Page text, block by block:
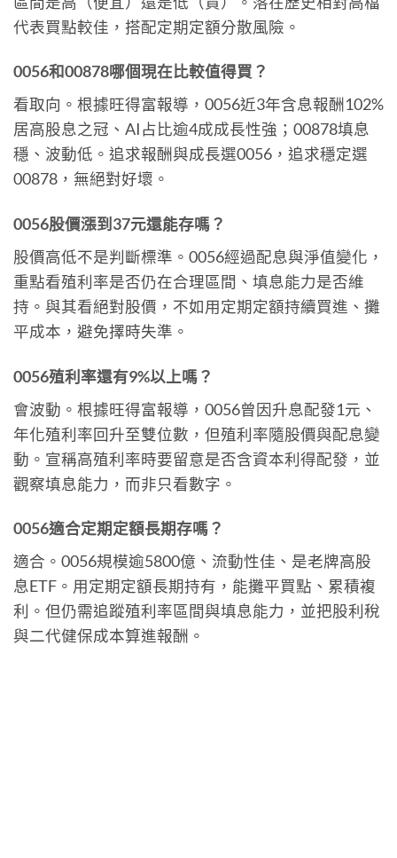
代表買點較佳，搭配定期定額分散風險。
0056和00878哪個現在比較值得買？
看取向。根據旺得富報導，0056近3年含息報酬102%
居高股息之冠、AI占比逾4成成長性強；00878填息
穩、波動低。追求報酬與成長選0056，追求穩定選
00878，無絕對好壞。
0056股價漲到37元還能存嗎？
股價高低不是判斷標準。0056經過配息與淨值變化，
重點看殖利率是否仍在合理區間、填息能力是否維
持。與其看絕對股價，不如用定期定額持續買進、攤
平成本，避免擇時失準。
0056殖利率還有9%以上嗎？
會波動。根據旺得富報導，0056曾因升息配發1元、
年化殖利率回升至雙位數，但殖利率隨股價與配息變
動。宣稱高殖利率時要留意是否含資本利得配發，並
觀察填息能力，而非只看數字。
0056適合定期定額長期存嗎？
適合。0056規模逾5800億、流動性佳、是老牌高股
息ETF。用定期定額長期持有，能攤平買點、累積複
利。但仍需追蹤殖利率區間與填息能力，並把股利稅
與二代健保成本算進報酬。